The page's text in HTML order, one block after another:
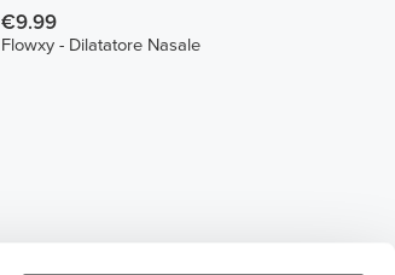
€9.99
Flowxy - Dilatatore Nasale